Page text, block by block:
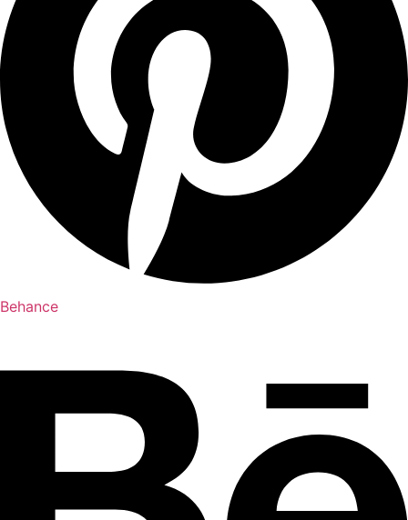
Behance